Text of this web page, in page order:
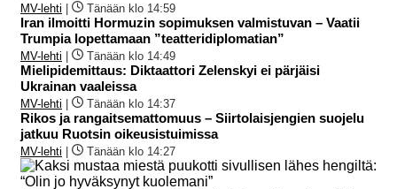
MV-lehti Tänään klo 14:59
Iran ilmoitti Hormuzin sopimuksen valmistuvan – Vaatii
Trumpia lopettamaan ”teatteridiplomatian”
MV-lehti Tänään klo 14:49
Mielipidemittaus: Diktaattori Zelenskyi ei pärjäisi
Ukrainan vaaleissa
MV-lehti Tänään klo 14:37
Rikos ja rangaitsemattomuus – Siirtolaisjengien suojelu
jatkuu Ruotsin oikeusistuimissa
MV-lehti Tänään klo 14:27